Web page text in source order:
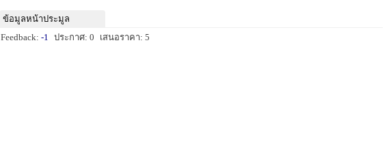
ข้อมูลหน้าประมูล
Feedback: -1 ประกาศ: 0 เสนอราคา: 5